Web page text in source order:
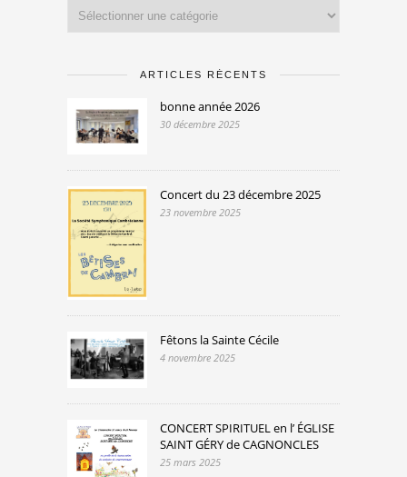
ARTICLES RÉCENTS
bonne année 2026
30 décembre 2025
Concert du 23 décembre 2025
23 novembre 2025
Fêtons la Sainte Cécile
4 novembre 2025
CONCERT SPIRITUEL en l’ ÉGLISE
SAINT GÉRY de CAGNONCLES
25 mars 2025